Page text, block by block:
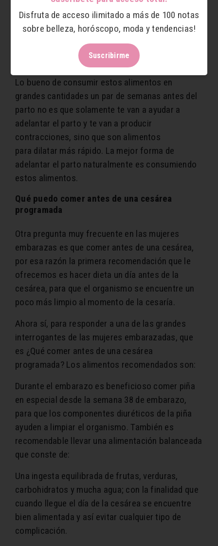
También es recomendable consumir suficiente
chocolate, si quieres adelantar de tu parto de
manera natural comer chocolate en grandes
cantidades mientras caminas es una buena
Lo bueno de consumir estos alimentos en
grandes cantidades un par de semanas antes del
parto no es que solamente te van a ayudar a
adelantar el parto y te van a producir
contracciones, sino que son alimentos
para dilatar más rápido. La mejor forma de
adelantar el parto naturalmente es consumiendo
estos alimentos.
Qué puedo comer antes de una cesárea
programada
Otra pregunta muy frecuente en las mujeres
embarazas es que comer antes de una cesárea,
por esa razón la primera recomendación que le
ofrecemos es hacer dieta un día antes de la
cesárea, para que el organismo se encuentre un
poco más limpio al momento de la cesaría.
Ahora sí, para responder a una de las grandes
interrogantes de las mujeres embarazadas, que
es ¿Qué comer antes de una cesárea
programada? Los alimentos recomendados son:
Durante el embarazo es beneficioso comer piña
en especial desde la semana 38 de embarazo,
para que los componentes diuréticos de la piña
ayuden a limpiar el organismo. También es
recomendable llevar una alimentación balanceada
que conste de:
Una ingesta equilibrada de frutas, verduras,
carbohidratos y mucha agua; con la finalidad que
cuando llegue el día de la cesárea se encuentre
bien alimentada y así evitar cualquier tipo de
complicación.
Disfruta de acceso ilimitado a más de 100 notas
sobre belleza, horóscopo, moda y tendencias!
Suscribirme